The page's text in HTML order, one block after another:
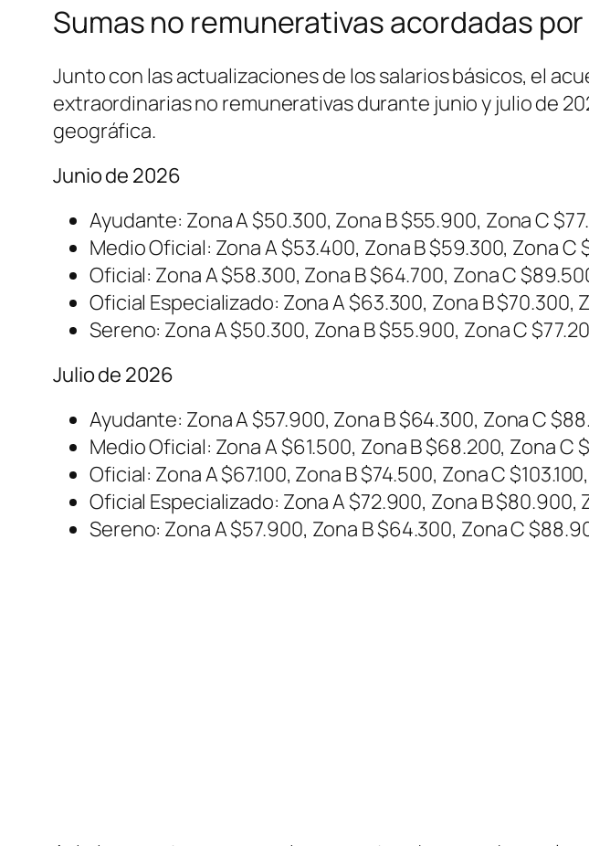
Sumas no remunerativas acordadas por
Junto con las actualizaciones de los salarios básicos, el
extraordinarias no remunerativas durante junio y julio de
geográfica.
Junio de 2026
Ayudante: Zona A $50.300, Zona B $55.900, Zona C
Medio Oficial: Zona A $53.400, Zona B $59.300, Zona
Oficial: Zona A $58.300, Zona B $64.700, Zona C
Oficial Especializado: Zona A $63.300, Zona B
Sereno: Zona A $50.300, Zona B $55.900, Zona C
Julio de 2026
Ayudante: Zona A $57.900, Zona B $64.300, Zona C
Medio Oficial: Zona A $61.500, Zona B $68.200, Zona
Oficial: Zona A $67.100, Zona B $74.500, Zona C
Oficial Especializado: Zona A $72.900, Zona B $80.900,
Sereno: Zona A $57.900, Zona B $64.300, Zona C